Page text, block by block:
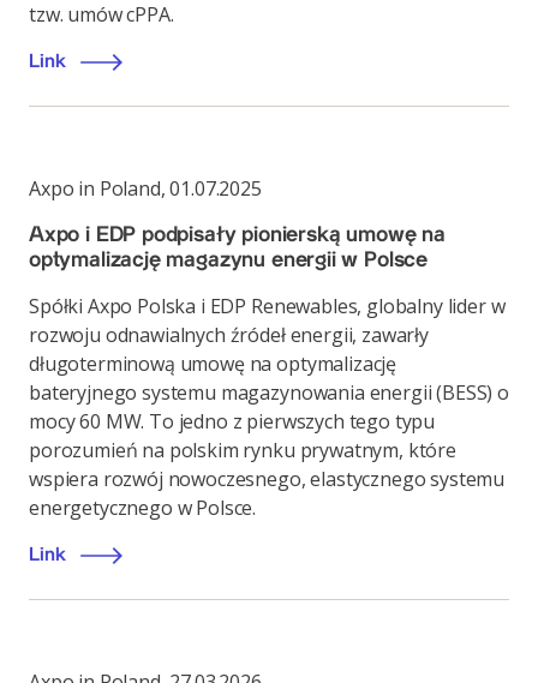
tzw. umów cPPA.
Link
Axpo in Poland,01.07.2025
Axpo i EDP podpisały pionierską umowę na
optymalizację magazynu energii w Polsce
Spółki Axpo Polska i EDP Renewables, globalny lider w
rozwoju odnawialnych źródeł energii, zawarły
długoterminową umowę na optymalizację
bateryjnego systemu magazynowania energii (BESS) o
mocy 60 MW. To jedno z pierwszych tego typu
porozumień na polskim rynku prywatnym, które
wspiera rozwój nowoczesnego, elastycznego systemu
energetycznego w Polsce.
Link